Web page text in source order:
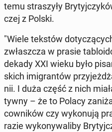
temu stra­szy­ły
czej z Polski.
"Wiele tekstów
zwłasz­cza w prasie
dekady XXI wieku było
skich imi­gran­tów
nii. I duża część z nich
tyw­ny – że to Polacy
cow­ni­ków czy wy­ko­nu­ją
razie wy­ko­ny­wa­li­by